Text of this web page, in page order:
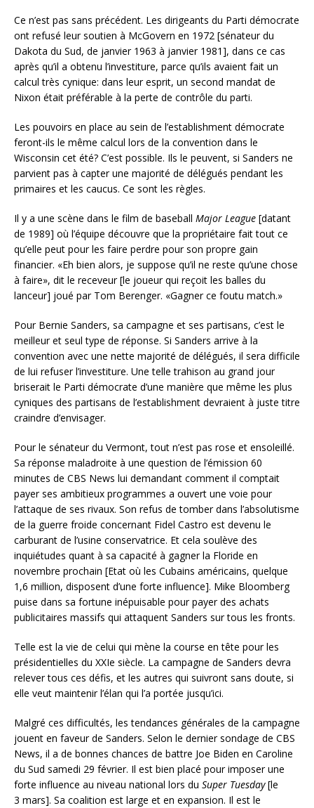
Ce n’est pas sans précédent. Les dirigeants du Parti démocrate
ont refusé leur soutien à McGovern en 1972 [sénateur du
Dakota du Sud, de janvier 1963 à janvier 1981], dans ce cas
après qu’il a obtenu l’investiture, parce qu’ils avaient fait un
calcul très cynique: dans leur esprit, un second mandat de
Nixon était préférable à la perte de contrôle du parti.
Les pouvoirs en place au sein de l’establishment démocrate
feront-ils le même calcul lors de la convention dans le
Wisconsin cet été? C’est possible. Ils le peuvent, si Sanders ne
parvient pas à capter une majorité de délégués pendant les
primaires et les caucus. Ce sont les règles.
Il y a une scène dans le film de baseball Major League [datant
de 1989] où l’équipe découvre que la propriétaire fait tout ce
qu’elle peut pour les faire perdre pour son propre gain
financier. «Eh bien alors, je suppose qu’il ne reste qu’une chose
à faire», dit le receveur [le joueur qui reçoit les balles du
lanceur] joué par Tom Berenger. «Gagner ce foutu match.»
Pour Bernie Sanders, sa campagne et ses partisans, c’est le
meilleur et seul type de réponse. Si Sanders arrive à la
convention avec une nette majorité de délégués, il sera difficile
de lui refuser l’investiture. Une telle trahison au grand jour
briserait le Parti démocrate d’une manière que même les plus
cyniques des partisans de l’establishment devraient à juste titre
craindre d’envisager.
Pour le sénateur du Vermont, tout n’est pas rose et ensoleillé.
Sa réponse maladroite à une question de l’émission 60
minutes de CBS News lui demandant comment il comptait
payer ses ambitieux programmes a ouvert une voie pour
l’attaque de ses rivaux. Son refus de tomber dans l’absolutisme
de la guerre froide concernant Fidel Castro est devenu le
carburant de l’usine conservatrice. Et cela soulève des
inquiétudes quant à sa capacité à gagner la Floride en
novembre prochain [Etat où les Cubains américains, quelque
1,6 million, disposent d’une forte influence]. Mike Bloomberg
puise dans sa fortune inépuisable pour payer des achats
publicitaires massifs qui attaquent Sanders sur tous les fronts.
Telle est la vie de celui qui mène la course en tête pour les
présidentielles du XXIe siècle. La campagne de Sanders devra
relever tous ces défis, et les autres qui suivront sans doute, si
elle veut maintenir l’élan qui l’a portée jusqu’ici.
Malgré ces difficultés, les tendances générales de la campagne
jouent en faveur de Sanders. Selon le dernier sondage de CBS
News, il a de bonnes chances de battre Joe Biden en Caroline
du Sud samedi 29 février. Il est bien placé pour imposer une
forte influence au niveau national lors du Super Tuesday[le
3 mars]. Sa coalition est large et en expansion. Il est le